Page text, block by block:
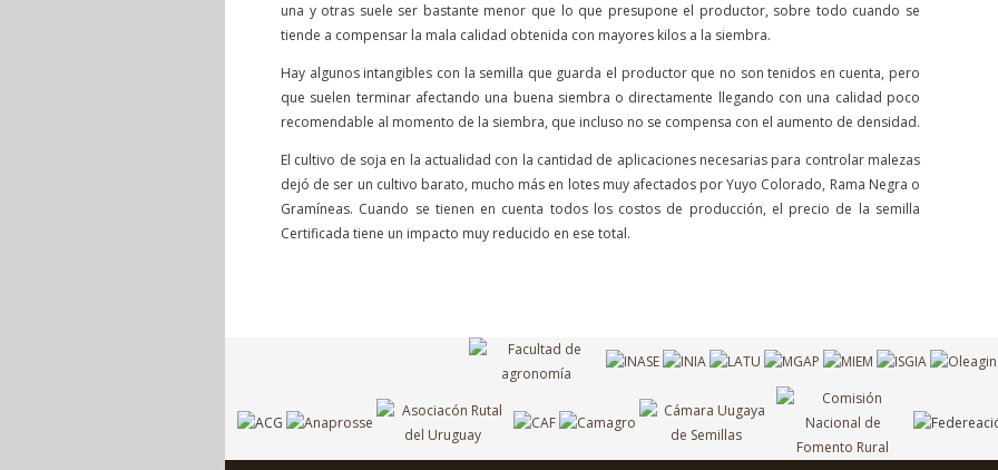
una y otras suele ser bastante menor que lo que presupone el productor, sobre todo cuando se
tiende a compensar la mala calidad obtenida con mayores kilos a la siembra.
Hay algunos intangibles con la semilla que guarda el productor que no son tenidos en cuenta, pero
que suelen terminar afectando una buena siembra o directamente llegando con una calidad poco
recomendable al momento de la siembra, que incluso no se compensa con el aumento de densidad.
El cultivo de soja en la actualidad con la cantidad de aplicaciones necesarias para controlar malezas
dejó de ser un cultivo barato, mucho más en lotes muy afectados por Yuyo Colorado, Rama Negra o
Gramíneas. Cuando se tienen en cuenta todos los costos de producción, el precio de la semilla
Certificada tiene un impacto muy reducido en ese total.